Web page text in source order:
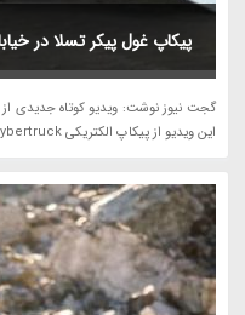
پیکاپ غول پیکر تسلا در
گجت نیوز نوشت: ویدیو کوتاه جدیدی از
این ویدیو از پیکاپ الکتریکی Cybertruck حاوی نکات مهمی درباره آن است.